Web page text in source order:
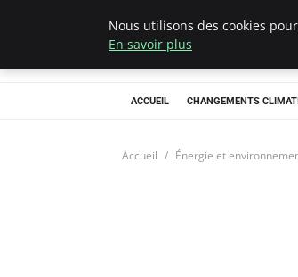
ACCUEIL CHANGEMENTS
Accueil Énergie et
Nous utilisons des cookies
En savoir plus